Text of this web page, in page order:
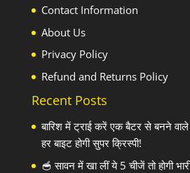
Contact Information
About Us
Privacy Policy
Refund and Returns Policy
Recent Posts
बारिश में ट्राई करें एक बैटर से बनने
हर बाइट होगी सुपर क्रिस्पी!
🥣 सावन में खा लीं ये 5 चीजें तो होगी